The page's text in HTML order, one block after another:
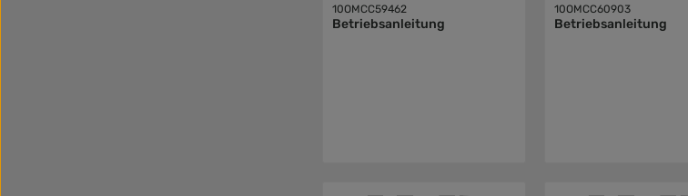
10OMCC59462
Betriebsanleitung
10OMCC60903
Betriebsanleitung